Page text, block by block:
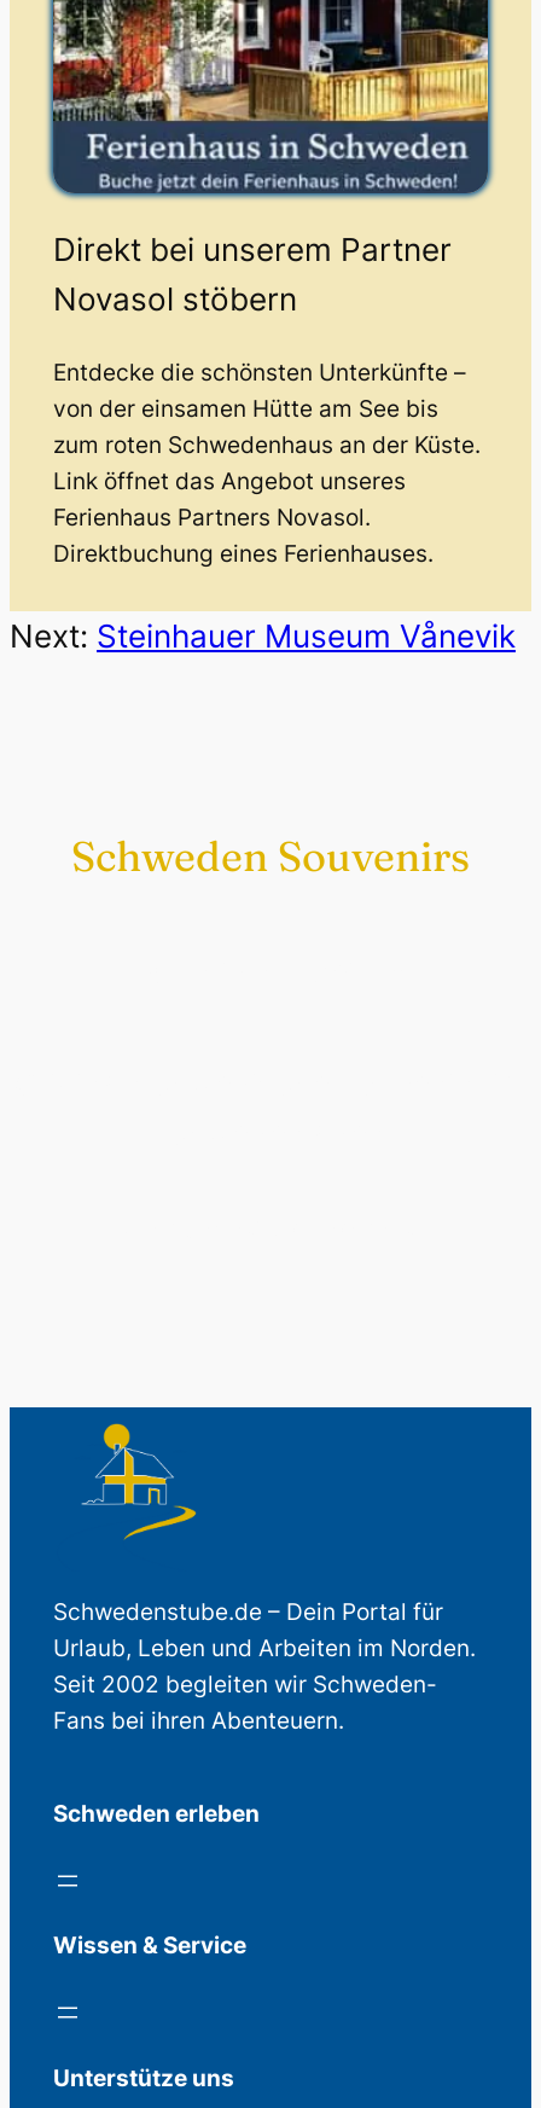
Direkt bei unserem Partner
Novasol stöbern
Entdecke die schönsten Unterkünfte –
von der einsamen Hütte am See bis
zum roten Schwedenhaus an der Küste.
Link öffnet das Angebot unseres
Ferienhaus Partners Novasol.
Direktbuchung eines Ferienhauses.
Next: Steinhauer Museum Vånevik
Schweden Souvenirs
Schwedenstube.de – Dein Portal für
Urlaub, Leben und Arbeiten im Norden.
Seit 2002 begleiten wir Schweden-
Fans bei ihren Abenteuern.
Schweden erleben
Wissen & Service
Unterstütze uns